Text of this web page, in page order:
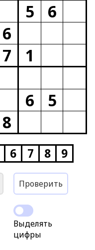
5
6
6
7
1
6
5
8
6 7 8 9
Проверить
Выделять
цифры